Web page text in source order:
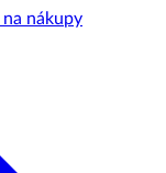
na nákupy